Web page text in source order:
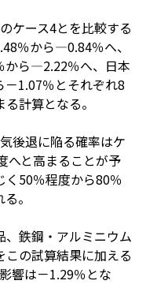
ケース4とを比較する
％から—0.84％へ、
から—2.22％へ、日本
－1.07％とそれぞれ8
計算となる。
後退に陥る確率はケ
へと高まることが予
50％程度から80％
。
、鉄鋼・アルミニウム
の試算結果に加える
響は－1.29％とな